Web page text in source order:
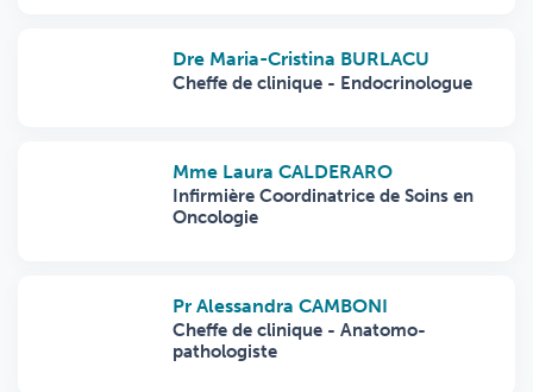
Dre Maria-Cristina BURLACU
Cheffe de clinique - Endocrinologue
Mme Laura CALDERARO
Infirmière Coordinatrice de Soins en
Oncologie
Pr Alessandra CAMBONI
Cheffe de clinique - Anatomo-
pathologiste